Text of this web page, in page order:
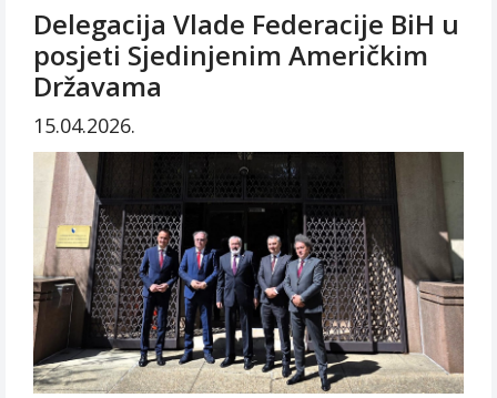
Delegacija Vlade Federacije BiH u
posjeti Sjedinjenim Američkim
Državama
15.04.2026.